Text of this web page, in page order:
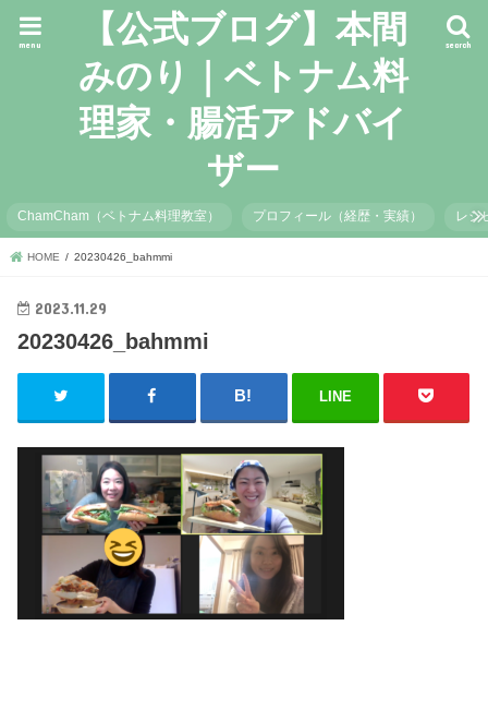
【公式ブログ】本間
みのり｜ベトナム料
理家・腸活アドバイ
ザー
search
menu
ChamCham（ベトナム料理教室） プロフィール（経歴・実績） レシ
HOME 20230426_bahmmi
2023.11.29
20230426_bahmmi
LINE